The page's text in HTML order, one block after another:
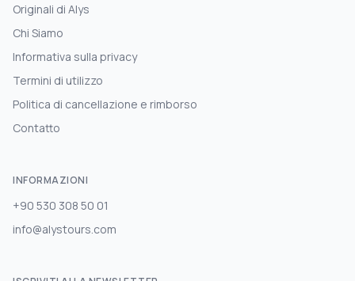
Originali di Alys
Chi Siamo
Informativa sulla privacy
Termini di utilizzo
Politica di cancellazione e rimborso
Contatto
INFORMAZIONI
+90 530 308 50 01
info@alystours.com